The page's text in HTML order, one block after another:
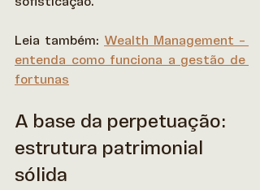
Leia também: Wealth Management –
entenda como funciona a gestão de
fortunas
A base da perpetuação:
estrutura patrimonial
sólida